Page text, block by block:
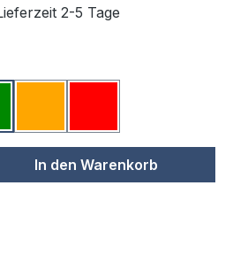
2-5 Tage
Gib den
In den Warenkorb